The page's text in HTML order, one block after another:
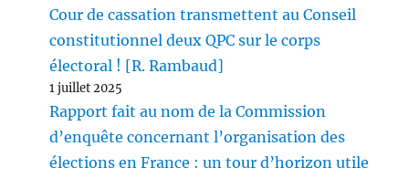
Cour de cassation transmettent au Conseil
constitutionnel deux QPC sur le corps
électoral ! [R. Rambaud]
1 juillet 2025
Rapport fait au nom de la Commission
d’enquête concernant l’organisation des
élections en France : un tour d’horizon utile